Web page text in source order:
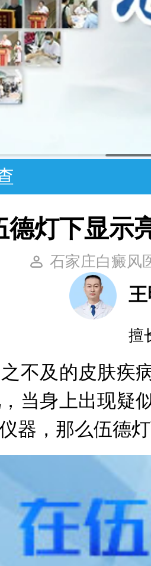
德灯下显示
石家庄白癜风
擅
及的皮肤疾病
当身上出现疑
器，那么伍德